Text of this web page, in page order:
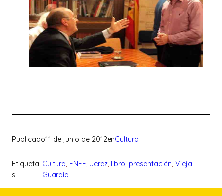
Publicado11 de junio de 2012enCultura
Etiqueta
s:
Cultura, FNFF, Jerez, libro, presentación, Vieja
Guardia